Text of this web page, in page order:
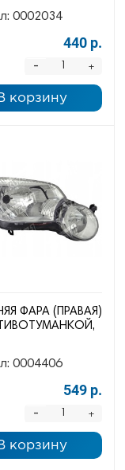
0002034
440 р.
+
-
корзину
ФАРА (ПРАВАЯ)
0004406
549 р.
+
-
корзину